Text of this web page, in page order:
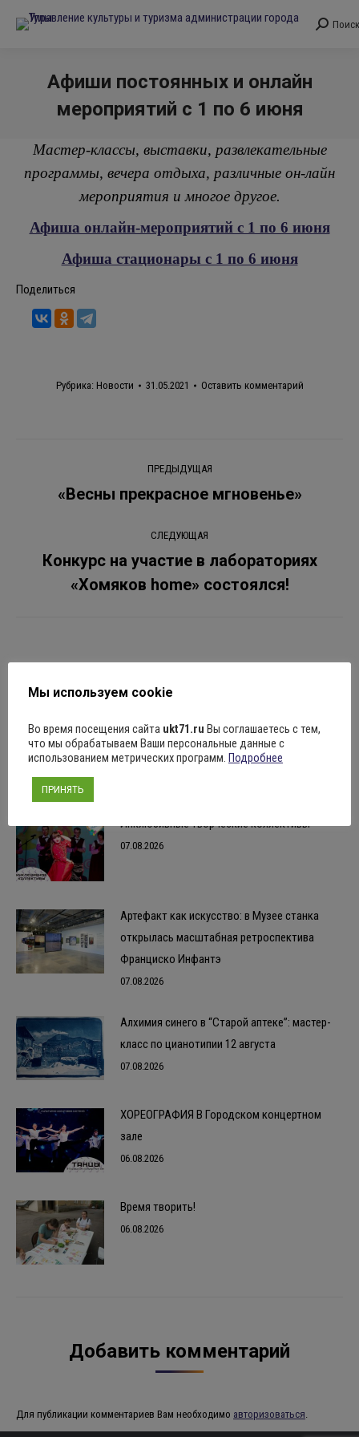
Поиск:
Поиск
Афиши постоянных и онлайн
мероприятий с 1 по 6 июня
Мастер-классы, выставки, развлекательные
программы, вечера отдыха, различные он-лайн
мероприятия и многое другое.
Афиша онлайн-мероприятий с 1 по 6 июня
Афиша стационары с 1 по 6 июня
Поделиться
Рубрика: Новости 31.05.2021 Оставить комментарий
НавигацияПРЕДЫДУЩАЯ
Предыдущая
«Весны прекрасное мгновенье»
СЛЕДУЮЩАЯ
запись:
Конкурс на участие в лабораториях
«Хомяков home» состоялся!
“Азбука безопасности”
07.08.2026
Инклюзивные творческие коллективы
07.08.2026
Артефакт как искусство: в Музее станка
открылась масштабная ретроспектива
Франциско Инфантэ
07.08.2026
Алхимия синего в “Старой аптеке”: мастер-
класс по цианотипии 12 августа
07.08.2026
ХОРЕОГРАФИЯ В Городском концертном
зале
06.08.2026
Время творить!
06.08.2026
Добавить комментарий
Для публикации комментариев Вам необходимо авторизоваться
Мы используем cookie
Во время посещения сайта ukt71.ru Вы соглашаетесь с тем,
что мы обрабатываем Ваши персональные данные с
использованием метрических программ. Подробнее
ПРИНЯТЬ